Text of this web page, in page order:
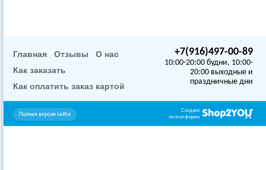
+7(916)497-00-89
10:00-20:00 будни, 10:00-
20:00 выходные и
праздничные дни
Главная Отзывы
О нас
Как заказать
Как оплатить заказ картой
Создано
на платформе
Полная версия сайта